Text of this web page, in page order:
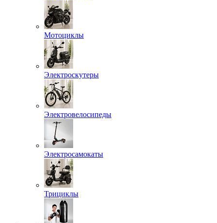
Мотоциклы
Электроскутеры
Электровелосипеды
Электросамокаты
Трициклы